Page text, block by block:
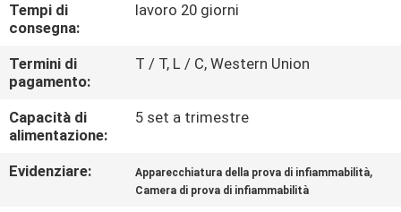
NOTIZIE
RICHIEDA
UNA
Tempi di
consegna:
lavoro 20 giorni
Termini di
pagamento:
T / T, L / C, Western Union
Capacità di
alimentazione:
5 set a trimestre
Evidenziare: Apparecchiatura della prova di infiammabilità,
Camera di prova di infiammabilità